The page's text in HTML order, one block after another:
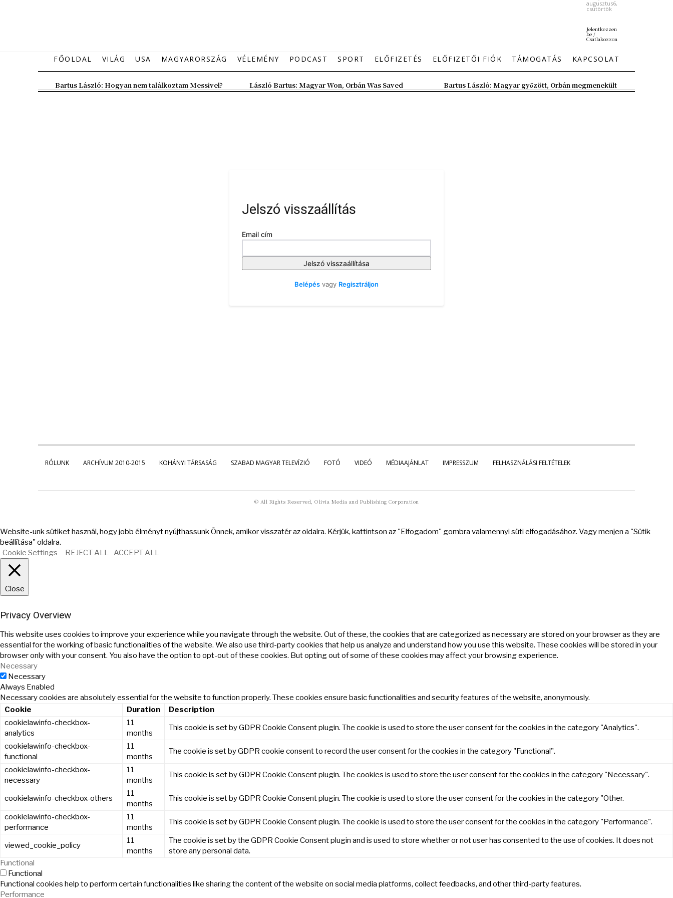
augusztus6,
csütörtök
Jelentkezzen
be /
Csatlakozzon
FŐOLDAL VILÁG USA MAGYARORSZÁG VÉLEMÉNY PODCAST SPORT ELŐFIZETÉS ELŐFIZETŐI FIÓK TÁMOGATÁS KAPCSOLAT
Bartus László: Hogyan nem találkoztam Messivel? László Bartus: Magyar Won, Orbán Was Saved Bartus László: Magyar győzött, Orbán megmenekült
Jelszó visszaállítás
Email cím
Jelszó visszaállítása
Belépés vagy Regisztráljon
RÓLUNK ARCHÍVUM 2010-2015 KOHÁNYI TÁRSASÁG SZABAD MAGYAR TELEVÍZIÓ FOTÓ VIDEÓ MÉDIAAJÁNLAT IMPRESSZUM FELHASZNÁLÁSI FELTÉTELEK
© All Rights Reserved, Olivia Media and Publishing Corporation
Website-unk sütiket használ, hogy jobb élményt nyújthassunk Önnek, amikor visszatér az oldalra. Kérjük, kattintson az "Elfogadom" gombra valamennyi süti elfogadásához. Vagy menjen a "Sütik
beállítása" oldalra.
Cookie Settings
REJECT ALL ACCEPT ALL
Close
Privacy Overview
This website uses cookies to improve your experience while you navigate through the website. Out of these, the cookies that are categorized as necessary are stored on your browser as they are
essential for the working of basic functionalities of the website. We also use third-party cookies that help us analyze and understand how you use this website. These cookies will be stored in your
browser only with your consent. You also have the option to opt-out of these cookies. But opting out of some of these cookies may affect your browsing experience.
Necessary
Necessary
Always Enabled
Necessary cookies are absolutely essential for the website to function properly. These cookies ensure basic functionalities and security features of the website, anonymously.
Cookie
Duration
Description
cookielawinfo-checkbox-
analytics
11
months
This cookie is set by GDPR Cookie Consent plugin. The cookie is used to store the user consent for the cookies in the category "Analytics".
cookielawinfo-checkbox-
functional
11
months
The cookie is set by GDPR cookie consent to record the user consent for the cookies in the category "Functional".
cookielawinfo-checkbox-
necessary
11
months
This cookie is set by GDPR Cookie Consent plugin. The cookies is used to store the user consent for the cookies in the category "Necessary".
cookielawinfo-checkbox-others
11
months
This cookie is set by GDPR Cookie Consent plugin. The cookie is used to store the user consent for the cookies in the category "Other.
cookielawinfo-checkbox-
performance
11
months
This cookie is set by GDPR Cookie Consent plugin. The cookie is used to store the user consent for the cookies in the category "Performance".
viewed_cookie_policy
11
months
The cookie is set by the GDPR Cookie Consent plugin and is used to store whether or not user has consented to the use of cookies. It does not
store any personal data.
Functional
Functional
Functional cookies help to perform certain functionalities like sharing the content of the website on social media platforms, collect feedbacks, and other third-party features.
Performance